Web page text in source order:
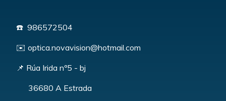
☎️ 986572504
✉️ optica.novavision@hotmail.com
📌 Rúa Irida nº5 - bj
36680 A Estrada